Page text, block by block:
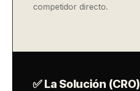
competidor directo.
✅ La Solución (CRO)